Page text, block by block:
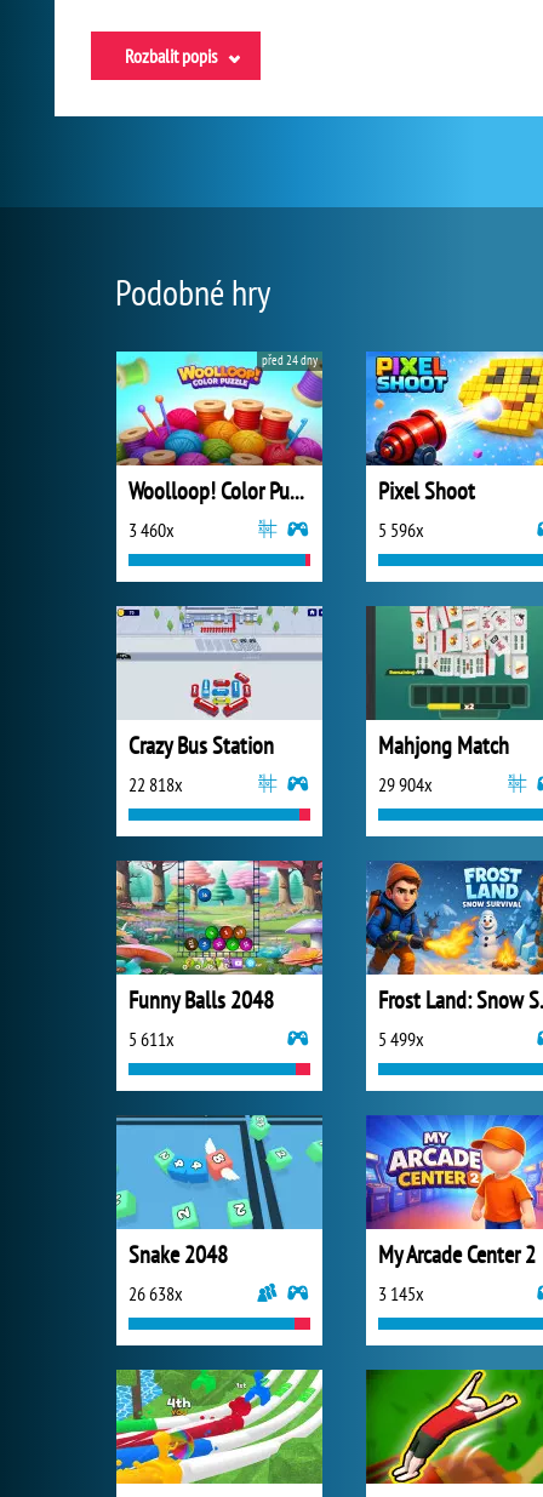
Rozbalit popis
Podobné hry
Woolloop! Color Puzzle
3 460x
před 24 dny
Pixel Shoot
5 596x
Crazy Bus Station
22 818x
Mahjong Match
29 904x
Funny Balls 2048
5 611x 5 499x
Snake 2048
26 638x
My Arcade Center 2
3 145x